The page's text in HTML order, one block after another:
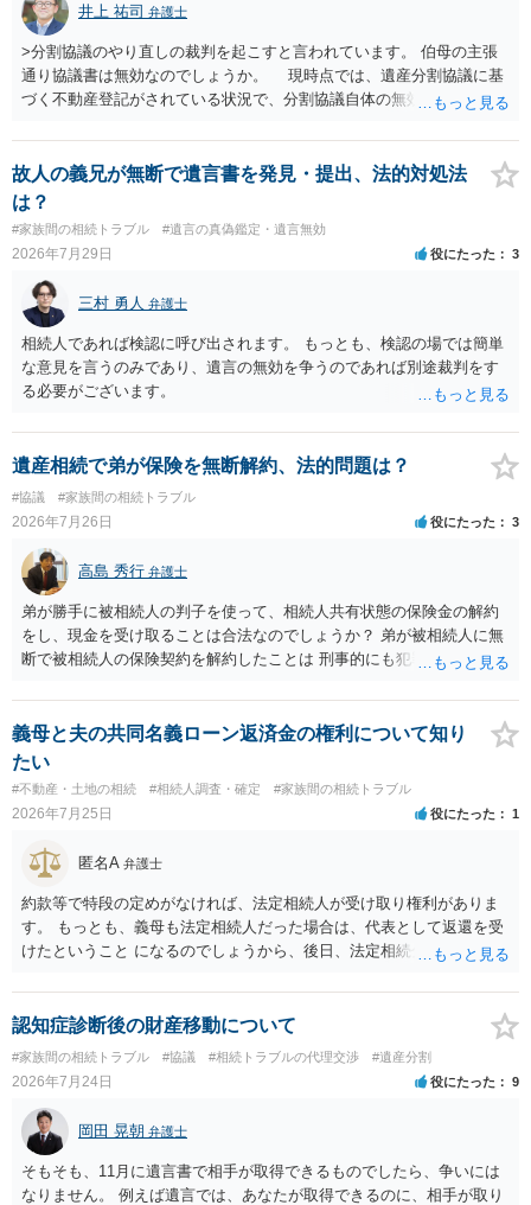
井上 祐司 弁護士
>分割協議のやり直しの裁判を起こすと言われています。 伯母の主張
通り協議書は無効なのでしょうか。 現時点では、遺産分割協議に基
づく不動産登記がされている状況で、分割協議自体の無効を裁判所が
方の訴訟の主張及び立証次第ですが、 ・御祖母様の認知能力に関する
医師の意見書、筆跡鑑定 が提出されればその効力が否定される可能性
はありますが、 ・伯母様自身が分割協議に加わっていること ・御祖母
様の意に反する遺産分割協議を行う実益が誰にあったかの立証が困難
であること からすると、実際に遺産分割協議の効力が否定される可能
性はそれほど高くない（立証のハードルは非常に高い）ということが
言えると思います。
故人の義兄が無断で遺言書を発見・提出、法的対処法
は？
#家族間の相続トラブル #遺言の真偽鑑定・遺言無効
2026年7月29日 役にたった 3
三村 勇人 弁護士
相続人であれば検認に呼び出されます。 もっとも、検認の場では簡単
な意見を言うのみであり、遺言の無効を争うのであれば別途裁判をす
る必要がございます。
遺産相続で弟が保険を無断解約、法的問題は？
#協議 #家族間の相続トラブル
2026年7月26日 役にたった 3
高島 秀行 弁護士
弟が勝手に被相続人の判子を使って、相続人共有状態の保険金の解約
をし、現金を受け取ることは合法なのでしょうか？ 弟が被相続人に無
断で被相続人の保険契約を解約したことは 刑事的にも犯罪となる可能
された書類のコピーを取得して、弁護士に面談で詳しい事情を話して
相談 されたら良いと思います。
義母と夫の共同名義ローン返済金の権利について知り
たい
#不動産・土地の相続 #相続人調査・確定 #家族間の相続トラブル
2026年7月25日 役にたった 1
匿名A 弁護士
約款等で特段の定めがなければ、法定相続人が受け取り権利がありま
す。 もっとも、義母も法定相続人だった場合は、代表として返還を受
けたということ になるのでしょうから、後日、法定相続分に基づいて
認知症診断後の財産移動について
#家族間の相続トラブル #協議 #相続トラブルの代理交渉 #遺産分割
2026年7月24日 役にたった 9
岡田 晃朝 弁護士
そもそも、11月に遺言書で相手が取得できるものでしたら、争いには
なりません。 例えば遺言では、あなたが取得できるのに、相手が取り